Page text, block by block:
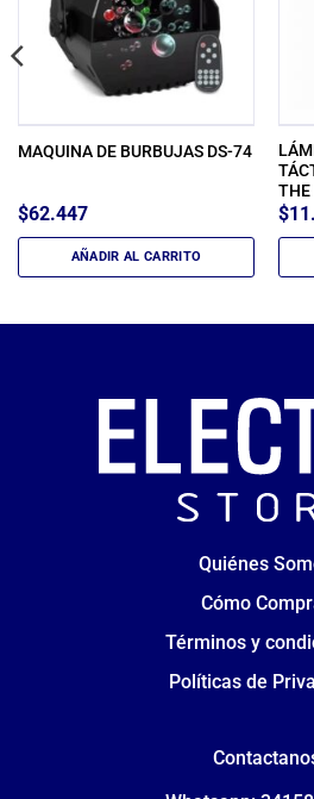
MAQUINA DE BURBUJAS DS-74
$62.447
AÑADIR AL CARRITO
$
Quiénes
Cómo
Términos y
Políticas de